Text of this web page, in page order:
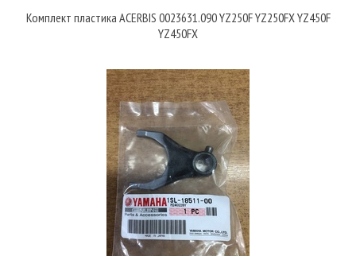
Комплект пластика ACERBIS 0023631.090 YZ250F YZ250FX YZ450F
YZ450FX